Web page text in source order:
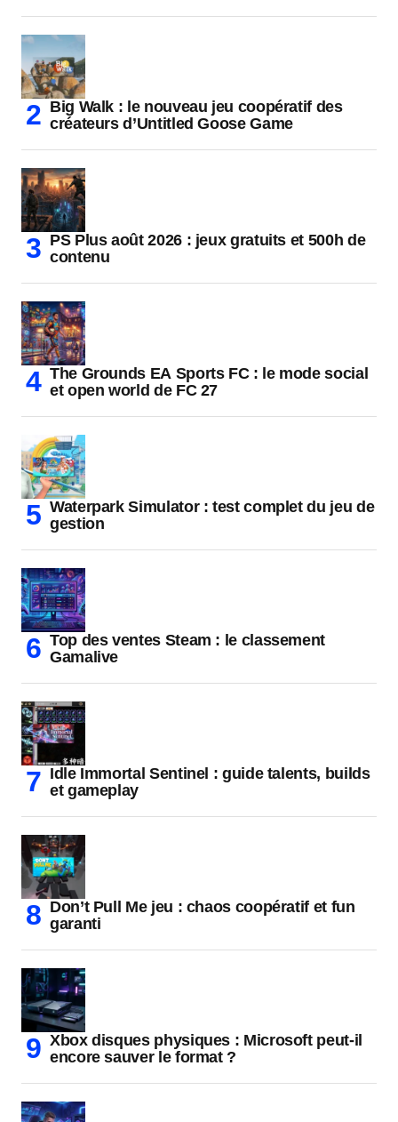
Big Walk : le nouveau jeu coopératif des
créateurs d’Untitled Goose Game
PS Plus août 2026 : jeux gratuits et 500h de
contenu
The Grounds EA Sports FC : le mode social
et open world de FC 27
Waterpark Simulator : test complet du jeu de
gestion
Top des ventes Steam : le classement
Gamalive
Idle Immortal Sentinel : guide talents, builds
et gameplay
Don’t Pull Me jeu : chaos coopératif et fun
garanti
Xbox disques physiques : Microsoft peut-il
encore sauver le format ?